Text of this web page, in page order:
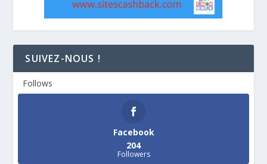
SUIVEZ-NOUS !
Follows
Facebook
204
Followers